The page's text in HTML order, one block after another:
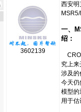
3602139
西安明
一、
绍：
究上
涉及的
今天仍
模型的
用于